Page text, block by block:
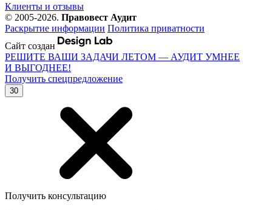
Клиенты и отзывы
© 2005-2026. Правовест Аудит
Раскрытие информации Политика приватности
Сайт создан
РЕШИТЕ ВАШИ ЗАДАЧИ ЛЕТОМ — АУДИТ УМНЕЕ
И ВЫГОДНЕЕ!
Получить спецпредложение
30
Получить консультацию